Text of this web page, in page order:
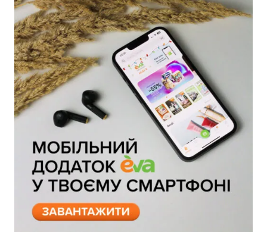
Кешбек-бонусів на
рахунку:
ПОВЕРНУТИСЯ ДО БЛОГУ
УВІЙТИ ЗА ДОПОМОГОЮ
СМС
УВІЙТИ ЗА ДОПОМОГОЮ
ДЗВІНКА
100
ПОВЕРНУТИСЯ ПЕРЕРАХУВАТИ
ПОВЕРНУТИСЯ